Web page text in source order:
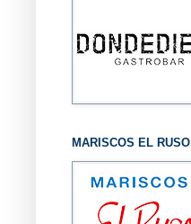
MARISCOS EL RUSO